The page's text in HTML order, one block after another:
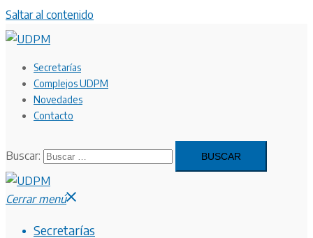
Saltar al contenido
Secretarías
Complejos UDPM
Novedades
Contacto
Buscar:
Cerrar menú
Secretarías